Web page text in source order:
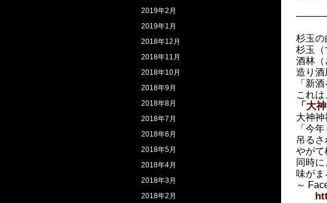
杉玉の
杉玉（
酒林（
造り酒
「新
これ
「大
大神神
「今
吊る
やがて
同時
味がま
～
2019年2月
2019年1月
2018年12月
2018年11月
2018年10月
2018年9月
2018年8月
2018年7月
2018年6月
2018年5月
2018年4月
2018年3月
2018年2月